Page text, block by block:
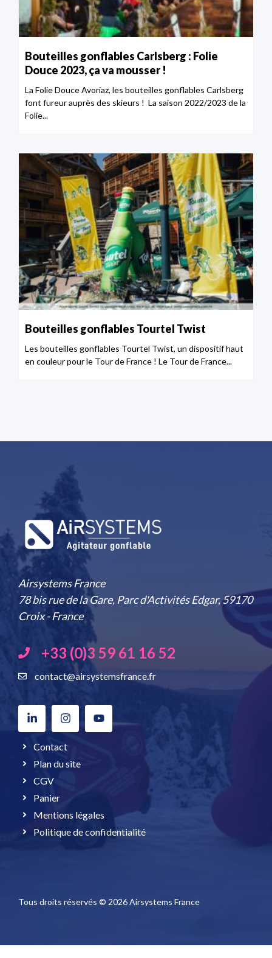
Bouteilles gonflables Carlsberg : Folie
Douce 2023, ça va mousser !
La Folie Douce Avoriaz, les bouteilles gonflables Carlsberg
font fureur auprès des skieurs ! La saison 2022/2023 de la
Folie...
Bouteilles gonflables Tourtel Twist
Les bouteilles gonflables Tourtel Twist, un dispositif haut
en couleur pour le Tour de France ! Le Tour de France...
Airsystems France
78 bis rue de la Gare, Parc d'Activités Edgar, 59170
Croix - France
+33 (0)3 59 61 16 52
contact@airsystemsfrance.fr
Contact
Plan du site
CGV
Panier
Mentions légales
Politique de confidentialité
Tous droits réservés © 2026 Airsystems France